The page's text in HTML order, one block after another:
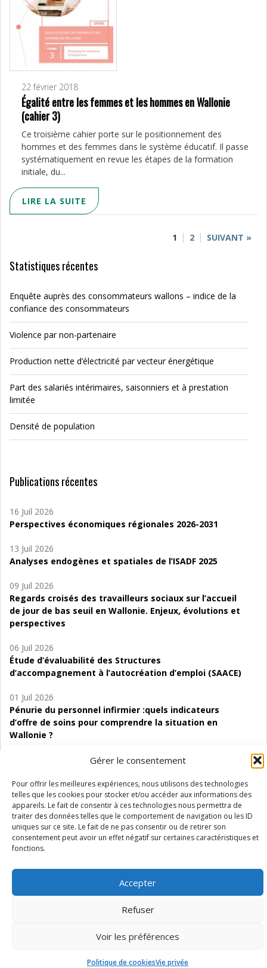
Gérer le consentement
Pour offrir les meilleures expériences, nous utilisons des technologies
telles que les cookies pour stocker et/ou accéder aux informations des
appareils. Le fait de consentir à ces technologies nous permettra de
traiter des données telles que le comportement de navigation ou les ID
uniques sur ce site. Le fait de ne pas consentir ou de retirer son
consentement peut avoir un effet négatif sur certaines caractéristiques et
fonctions.
Accepter
Refuser
Voir les préférences
Politique de cookiesVie privée
22 février 2018
Égalité entre les femmes et les hommes en Wallonie
(cahier 3)
Ce troisième cahier porte sur le positionnement des
hommes et des femmes dans le système éducatif. Il passe
systématiquement en revue les étapes de la formation
initiale, du...
LIRE LA SUITE
1 2 SUIVANT »
Statistiques récentes
Enquête auprès des consommateurs wallons – indice de la
confiance des consommateurs
Violence par non-partenaire
Production nette d’électricité par vecteur énergétique
Part des salariés intérimaires, saisonniers et à prestation
limitée
Densité de population
Publications récentes
16 Juil 2026
Perspectives économiques régionales 2026-2031
13 Juil 2026
Analyses endogènes et spatiales de l’ISADF 2025
09 Juil 2026
Regards croisés des travailleurs sociaux sur l’accueil
de jour de bas seuil en Wallonie. Enjeux, évolutions et
perspectives
06 Juil 2026
Étude d’évaluabilité des Structures
d’accompagnement à l’autocréation d’emploi (SAACE)
01 Juil 2026
Pénurie du personnel infirmier :quels indicateurs
d’offre de soins pour comprendre la situation en
Wallonie ?
Mentions légales Vie privée Médiateur Accessibilité